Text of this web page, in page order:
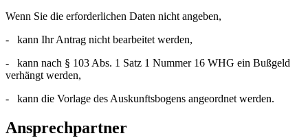
Wenn Sie die erforderlichen Daten nicht angeben,
- kann Ihr Antrag nicht bearbeitet werden,
- kann nach § 103 Abs. 1 Satz 1 Nummer 16 WHG ein Bußgeld
verhängt werden,
- kann die Vorlage des Auskunftsbogens angeordnet werden.
Ansprechpartner